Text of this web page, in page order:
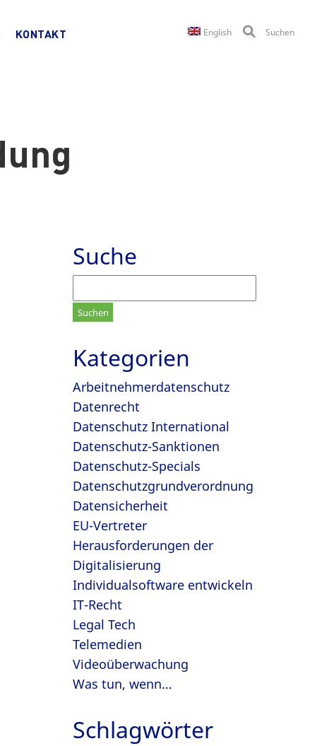
KONTAKT English Suchen
Suche
nach:
Kategorien
Arbeitnehmerdatenschutz
Datenrecht
Datenschutz International
Datenschutz-Sanktionen
Datenschutz-Specials
Datenschutzgrundverordnung
Datensicherheit
EU-Vertreter
Herausforderungen der
Digitalisierung
Individualsoftware entwickeln
IT-Recht
Legal Tech
Telemedien
Videoüberwachung
Was tun, wenn…
Schlagwörter